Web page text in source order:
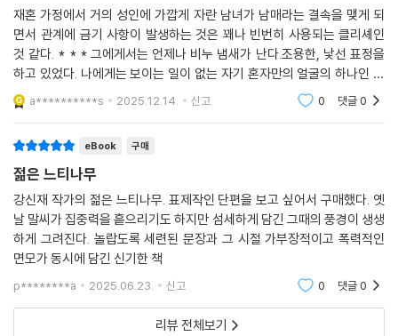
재혼 가정에서 거의 성인에 가깝게 자란 남녀가 남매라는 결속을 맺게 되
면서 관계에 금기 사항이 발생하는 것은 꽤나 빈번히 사용되는 클리셰인
것 같다. * * * 그에게서는 언제나 비누 냄새가 난다.조용한, 낯선 표정을
하고 있었다. 나에게는 보이는 일이 없는 자기 혼자만의 얼굴의 하나인 것
같았다.'오빠'그는 나에게 그런 명칭을 가진 사람이었다.'오빠'그것은 나에
게 있어 무리와
a**********s 2025.12.14. 신고 0 댓글0
eBook 구매
젊은 느티나무
강신재 작가의 젊은 느티나무. 표제작인 단편을 보고 싶어서 구매했다. 옛
날 말씨가 집중력을 흩으리기도 하지만 섬세하게 담긴 그때의 풍경이 생생
하게 그려진다. 놀랍도록 세련된 문장과 그 시절 가부장적이고 폭력적인
면모가 동시에 담긴 신기한 책
p********a 2025.06.23. 신고 0 댓글0
리뷰 전체보기